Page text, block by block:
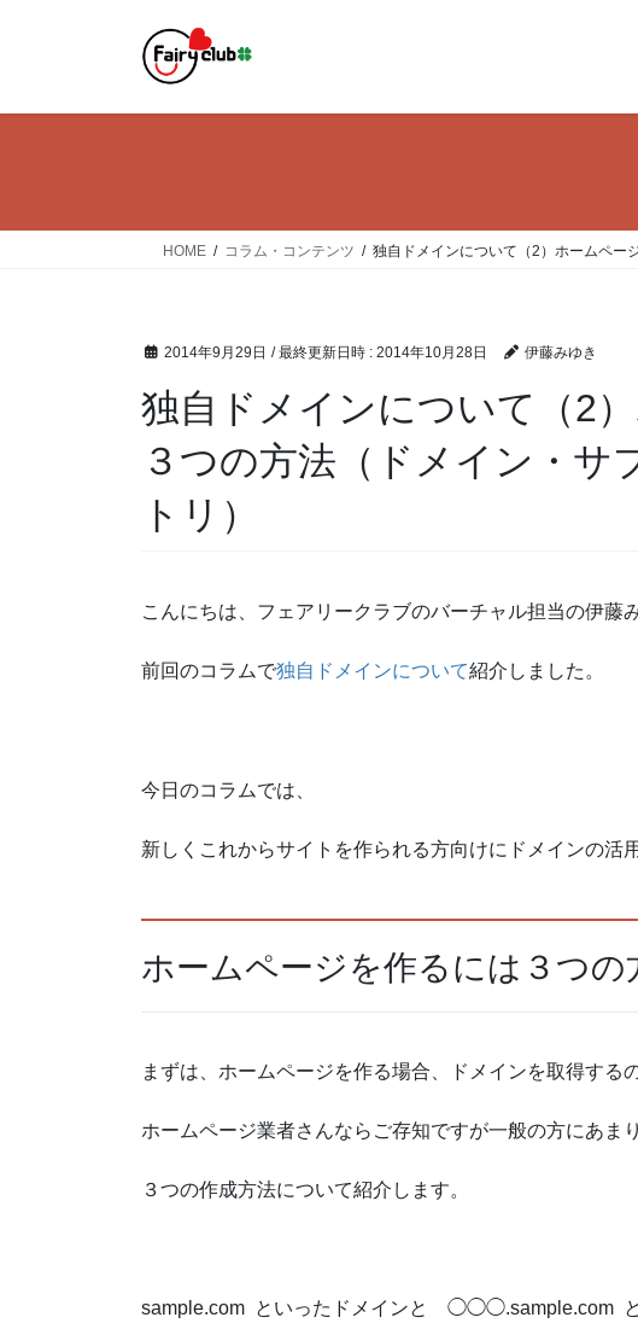
HOME コラム・コンテンツ 独自ドメインについて（2）ホームペー
2014年9月29日 / 最終更新日時 : 2014年10月28日 伊藤みゆき
独自ドメインについて（2
３つの方法（ドメイン・サ
トリ）
こんにちは、フェアリークラブのバーチャル担当の伊藤
前回のコラムで独自ドメインについて紹介しました。
今日のコラムでは、
新しくこれからサイトを作られる方向けにドメインの活
ホームページを作るには３つの
まずは、ホームページを作る場合、ドメインを取得する
ホームページ業者さんならご存知ですが一般の方にあま
３つの作成方法について紹介します。
sample.com といったドメインと ◯◯◯.sample.com と